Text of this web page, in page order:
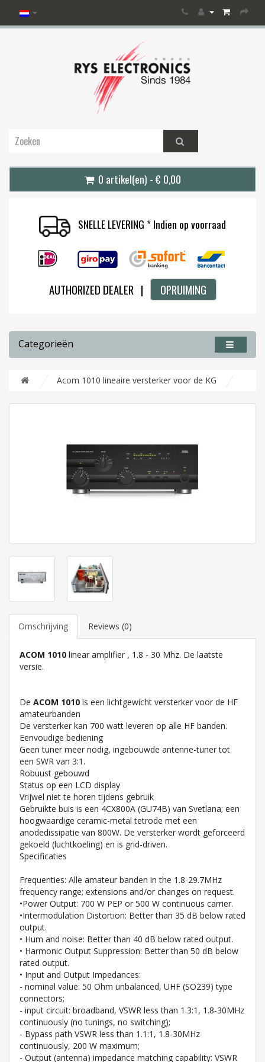
0 artikel(en) - € 0,00
SNELLE LEVERING * Indien op voorraad
AUTHORIZED DEALER | OPRUIMING
Categorieën
Acom 1010 lineaire versterker voor de KG
Omschrijving Reviews (0)
ACOM 1010 linear amplifier , 1.8 - 30 Mhz. De laatste
versie.
De ACOM 1010 is een lichtgewicht versterker voor de HF
amateurbanden
De versterker kan 700 watt leveren op alle HF banden.
Eenvoudige bediening
Geen tuner meer nodig, ingebouwde antenne-tuner tot
een SWR van 3:1.
Robuust gebouwd
Status op een LCD display
Vrijwel niet te horen tijdens gebruik
Gebruikte buis is een 4CX800A (GU74B) van Svetlana; een
hoogwaardige ceramic-metal tetrode met een
anodedissipatie van 800W. De versterker wordt geforceerd
gekoeld (luchtkoeling) en is grid-driven.
Specificaties
Frequenties: Alle amateur banden in the 1.8-29.7MHz
frequency range; extensions and/or changes on request.
•Power Output: 700 W PEP or 500 W continuous carrier.
•Intermodulation Distortion: Better than 35 dB below rated
output.
• Hum and noise: Better than 40 dB below rated output.
• Harmonic Output Suppression: Better than 50 dB below
rated output.
• Input and Output Impedances:
- nominal value: 50 Ohm unbalanced, UHF (SO239) type
connectors;
- input circuit: broadband, VSWR less than 1.3:1, 1.8-30MHz
continuously (no tunings, no switching);
- Bypass path VSWR less than 1.1:1, 1.8-30MHz
continuously, 200 W maximum;
- Output (antenna) impedance matching capability: VSWR